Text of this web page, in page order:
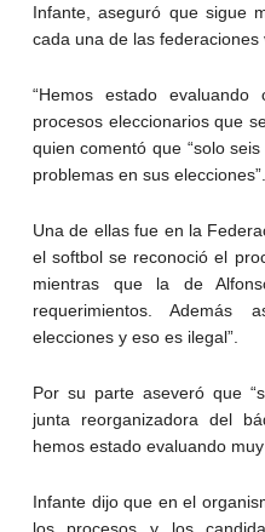
Infante, aseguró que sigue
cada una de las federaciones
“Hemos estado
procesos eleccionarios que
quien comentó que “solo
problemas en sus elecciones”.
Una de ellas fue en la
el softbol se reconoció el
mientras que la de
requerimientos.
elecciones y eso es ilegal”.
Por su parte aseveró que
junta reorganizadora del
hemos estado evaluando
Infante dijo que en el